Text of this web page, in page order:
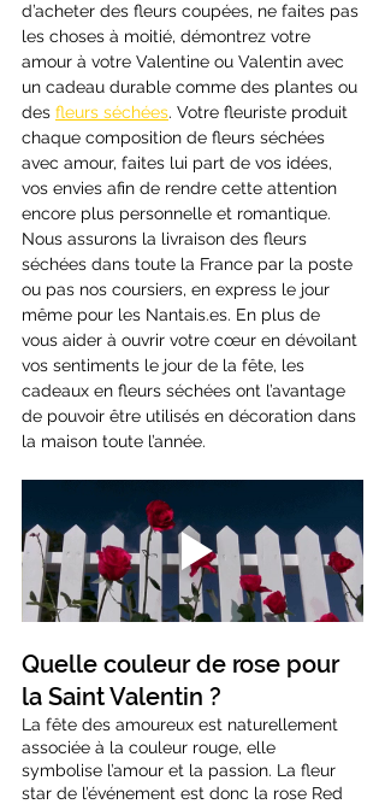
d’acheter des fleurs coupées, ne faites pas
les choses à moitié, démontrez votre
amour à votre Valentine ou Valentin avec
un cadeau durable comme des plantes ou
des fleurs séchées. Votre fleuriste produit
chaque composition de fleurs séchées
avec amour, faites lui part de vos idées,
vos envies afin de rendre cette attention
encore plus personnelle et romantique.
Nous assurons la livraison des fleurs
séchées dans toute la France par la poste
ou pas nos coursiers, en express le jour
même pour les Nantais.es. En plus de
vous aider à ouvrir votre cœur en dévoilant
vos sentiments le jour de la fête, les
cadeaux en fleurs séchées ont l’avantage
de pouvoir être utilisés en décoration dans
la maison toute l’année.
Quelle couleur de rose pour
la Saint Valentin ?
La fête des amoureux est naturellement
associée à la couleur rouge, elle
symbolise l’amour et la passion. La fleur
star de l’événement est donc la rose Red